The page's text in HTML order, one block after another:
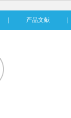
产品文献